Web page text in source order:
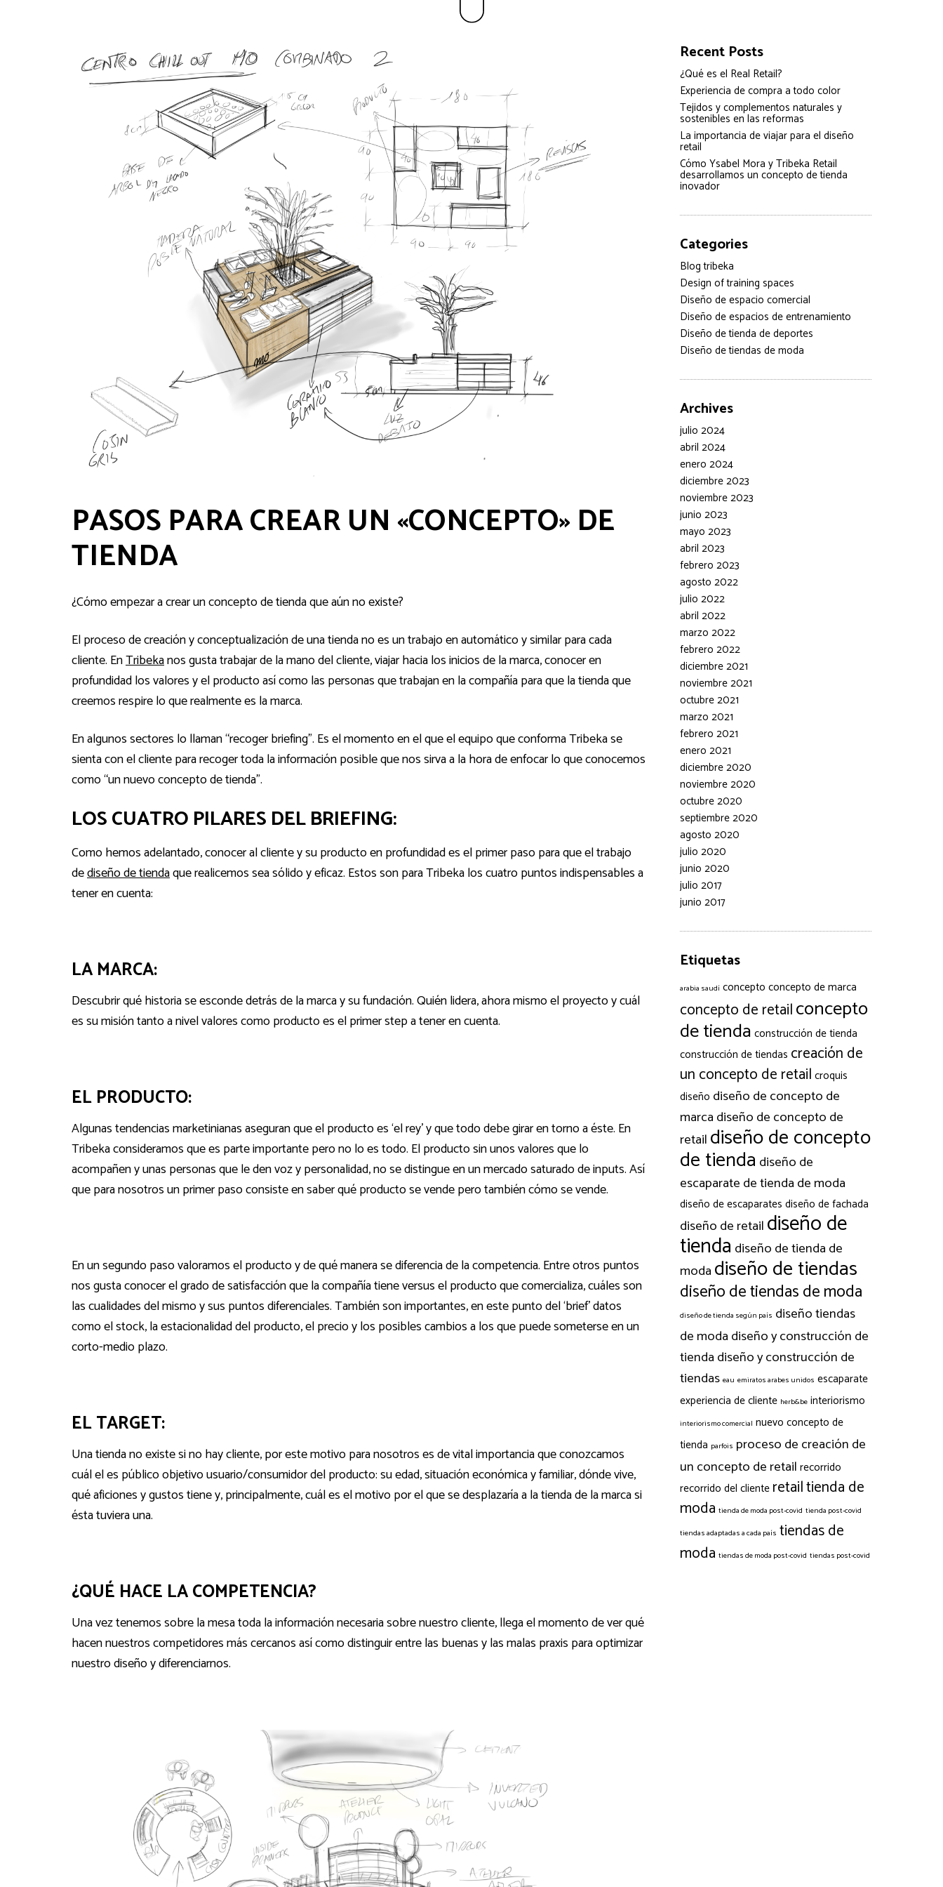
PASOS PARA CREAR UN «CONCEPTO» DE
TIENDA
¿Cómo empezar a crear un concepto de tienda que aún no existe?
El proceso de creación y conceptualización de una tienda no es un trabajo en automático y similar para cada
cliente. EnTribekanos gusta trabajar de la mano del cliente, viajar hacia los inicios de la marca, conocer en
profundidad los valores y el producto así como las personas que trabajan en la compañía para que la tienda que
creemos respire lo que realmente es la marca.
En algunos sectores lo llaman “recoger briefing”. Es el momento en el que el equipo que conforma Tribeka se
sienta con el cliente para recoger toda la información posible que nos sirva a la hora de enfocar lo que conocemos
como “un nuevo concepto de tienda”.
LOS CUATRO PILARES DEL BRIEFING:
Como hemos adelantado, conocer al cliente y su producto en profundidad es el primer paso para que el trabajo
dediseño de tiendaque realicemos sea sólido y eficaz. Estos son para Tribeka los cuatro puntos indispensables a
tener en cuenta:
LA MARCA:
Descubrir qué historia se esconde detrás de la marca y su fundación. Quién lidera, ahora mismo el proyecto y cuál
es su misión tanto a nivel valores como producto es el primerstepa tener en cuenta.
EL PRODUCTO:
Algunas tendencias marketinianas aseguran que el producto es ‘el rey’ y que todo debe girar en torno a éste. En
Tribeka consideramos que es parte importante pero no lo es todo. El producto sin unos valores que lo
acompañen y unas personas que le den voz y personalidad, no se distingue en un mercado saturado de inputs. Así
que para nosotros un primer paso consiste en saber qué producto se vende pero también cómo se vende.
En un segundo paso valoramos el producto y de qué manera se diferencia de la competencia. Entre otros puntos
nos gusta conocer el grado de satisfacción que la compañía tiene versus el producto que comercializa, cuáles son
las cualidades del mismo y sus puntos diferenciales. También son importantes, en este punto del ‘brief’ datos
como el stock, la estacionalidad del producto, el precio y los posibles cambios a los que puede someterse en un
corto-medio plazo.
EL TARGET:
Una tienda no existe si no hay cliente, por este motivo para nosotros es de vital importancia que conozcamos
cuál el es público objetivo usuario/consumidor del producto: su edad, situación económica y familiar, dónde vive,
qué aficiones y gustos tiene y, principalmente, cuál es el motivo por el que se desplazaría a la tienda de la marca si
ésta tuviera una.
¿QUÉ HACE LA COMPETENCIA?
Una vez tenemos sobre la mesa toda la información necesaria sobre nuestro cliente, llega el momento de ver qué
hacen nuestros competidores más cercanos así como distinguir entre las buenas y las malas praxis para optimizar
nuestro diseño y diferenciarnos.
Recent Posts
¿Qué es el Real Retail?
Experiencia de compra a todo color
Tejidos y complementos naturales y
sostenibles en las reformas
La importancia de viajar para el diseño
retail
Cómo Ysabel Mora y Tribeka Retail
desarrollamos un concepto de tienda
inovador
Categories
Blog tribeka
Design of training spaces
Diseño de espacio comercial
Diseño de espacios de entrenamiento
Diseño de tienda de deportes
Diseño de tiendas de moda
Archives
julio 2024
abril 2024
enero 2024
diciembre 2023
noviembre 2023
junio 2023
mayo 2023
abril 2023
febrero 2023
agosto 2022
julio 2022
abril 2022
marzo 2022
febrero 2022
diciembre 2021
noviembre 2021
octubre 2021
marzo 2021
febrero 2021
enero 2021
diciembre 2020
noviembre 2020
octubre 2020
septiembre 2020
agosto 2020
julio 2020
junio 2020
julio 2017
junio 2017
Etiquetas
arabia saudí concepto concepto de marca
concepto de retailconcepto
de tienda construcción de tienda
construcción de tiendas creación de
un concepto de retail croquis
diseño diseño de concepto de
marcadiseño de concepto de
retaildiseño de concepto
de tienda diseño de
escaparate de tienda de moda
diseño de escaparates diseño de fachada
diseño de retaildiseño de
tienda diseño de tienda de
modadiseño de tiendas
diseño de tiendas de moda
diseño de tienda según país diseño tiendas
de modadiseño y construcción de
tiendadiseño y construcción de
tiendas eau emiratos arabes unidos escaparate
experiencia de cliente herb&be interiorismo
interiorismo comercial nuevo concepto de
tienda parfois proceso de creación de
un concepto de retail recorrido
recorrido del cliente retailtienda de
moda tienda de moda post-covid tienda post-covid
tiendas adaptadas a cada país tiendas de
moda tiendas de moda post-covid tiendas post-covid